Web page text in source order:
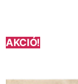
AKCIÓ!